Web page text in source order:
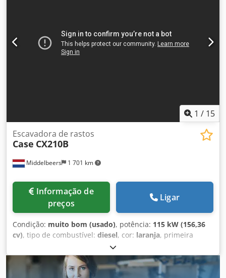
1 / 15
Middelbeers 1 701 km
Escavadora de rastos
Case CX210B
preços
Ligar
Condição: muito bom (usado), potência: 115 kW (156,36
cv), tipo de combustível: diesel, cor: laranja, primeira
, Ano de fabrico:
funcionamento:15 109 h, Informações Gerais Ano do
modelo: 2012 Número de série: DCH210R5NCEAH2500